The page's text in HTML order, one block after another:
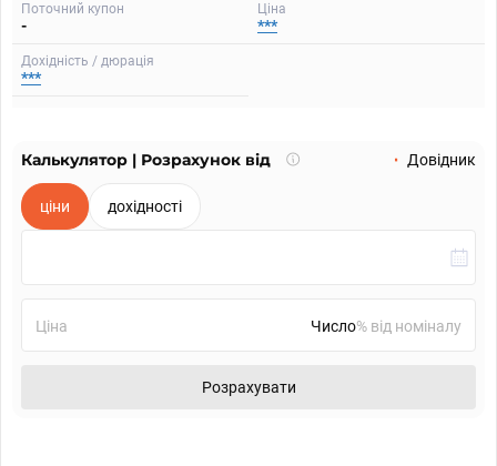
Поточний купон
-
Ціна
***
Дохідність / дюрація
***
Калькулятор | Розрахунок від
Що
Довідник
ціни дохідності
Ціна % від номіналу
Розрахувати